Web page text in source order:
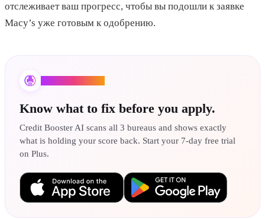
отслеживает ваш прогресс, чтобы вы подошли к заявке
Macy’s уже готовым к одобрению.
Know what to fix before you apply.
Credit Booster AI scans all 3 bureaus and shows exactly
what is holding your score back. Start your 7-day free trial
on Plus.